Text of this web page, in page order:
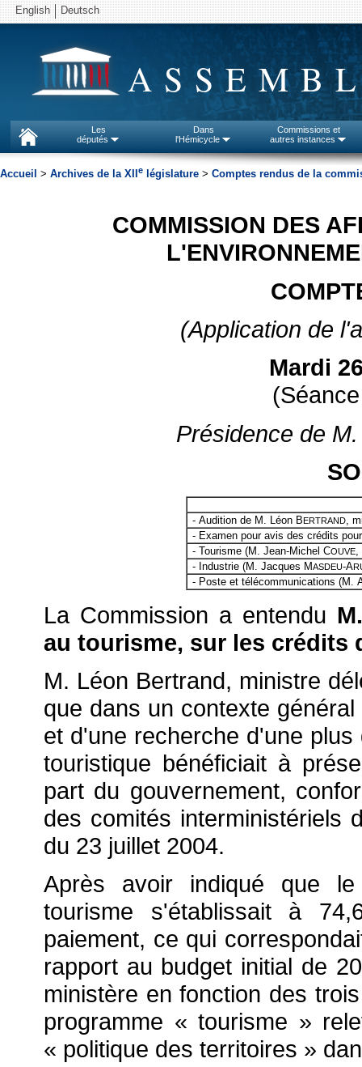
English Deutsch
Les
députés
Dans
l'Hémicycle
Commissions et
autres instances
Accueil > Archives de la XII e législature > Comptes rendus de la
COMMISSION DES
(Application de
Mardi
Présidence de
- Audition de M. Léon B ERTRAND,
- Examen pour avis des crédits
- Tourisme (M. Jean-Michel COUVE,
- Industrie (M. Jacques MASDEU-A
- Poste et télécommunications (M.
La Commission a entendu
au tourisme, sur les crédits
M. Léon Bertrand, ministre
que dans un contexte
et d'une recherche d'une
touristique bénéficiait à
part du gouvernement,
des comités interministériels
du 23 juillet 2004.
Après avoir indiqué que
tourisme s'établissait à
paiement, ce qui
rapport au budget initial de
ministère en fonction des
programme « tourisme »
« politique des territoires »